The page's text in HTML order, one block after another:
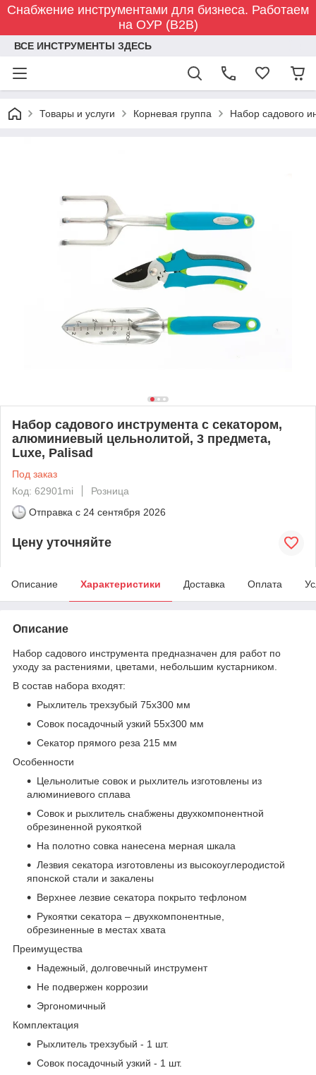
Снабжение инструментами для бизнеса. Работаем
на ОУР (B2B)
ВСЕ ИНСТРУМЕНТЫ ЗДЕСЬ
Товары и услуги Корневая группа Набор садового
Набор садового инструмента с секатором,
алюминиевый цельнолитой, 3 предмета,
Luxe, Palisad
Под заказ
Код: 62901mi
Розница
Отправка с 24 сентября 2026
Цену уточняйте
Описание Характеристики Доставка Оплата
Описание
Набор садового инструмента предназначен для работ по
уходу за растениями, цветами, небольшим кустарником.
В состав набора входят:
Рыхлитель трехзубый 75х300 мм
Совок посадочный узкий 55х300 мм
Секатор прямого реза 215 мм
Особенности
Цельнолитые совок и рыхлитель изготовлены из
алюминиевого сплава
Совок и рыхлитель снабжены двухкомпонентной
обрезиненной рукояткой
На полотно совка нанесена мерная шкала
Лезвия секатора изготовлены из высокоуглеродистой
японской стали и закалены
Верхнее лезвие секатора покрыто тефлоном
Рукоятки секатора – двухкомпонентные,
обрезиненные в местах хвата
Преимущества
Надежный, долговечный инструмент
Не подвержен коррозии
Эргономичный
Комплектация
Рыхлитель трехзубый - 1 шт.
Совок посадочный узкий - 1 шт.